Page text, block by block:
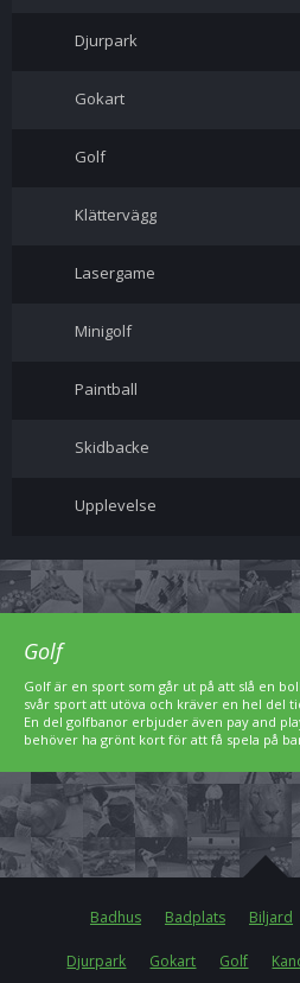
Djurpark
Gokart
Golf
Klättervägg
Lasergame
Minigolf
Paintball
Skidbacke
Upplevelse
Golf
Golf är en sport som går ut på att slå en
svår sport att utöva och kräver en hel del
En del golfbanor erbjuder även pay and
behöver ha grönt kort för att få spela på
Badhus Badplats Biljard
Djurpark Gokart Golf